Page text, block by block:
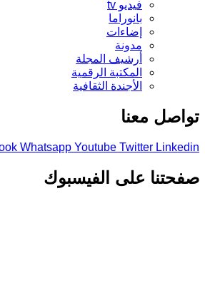
فيديو tv
بانوراما
إضاءات
مدونة
أرشيف المجلة
المكتبة الرقمية
الأجندة الثقافية
تواصل معنا
Whatsapp Youtube Twitter Linkedin
صفحتنا على الفيسبوك